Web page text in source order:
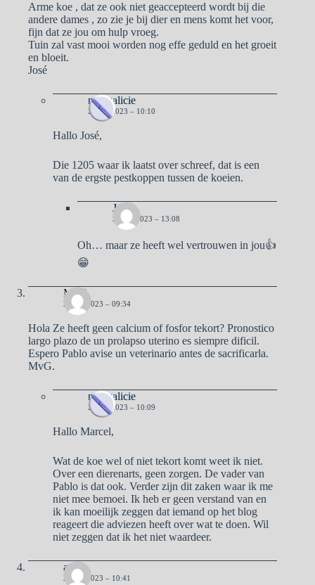
Arme koe , dat ze ook niet geaccepteerd wordt bij die
andere dames , zo zie je bij dier en mens komt het voor,
fijn dat ze jou om hulp vroeg.
Tuin zal vast mooi worden nog effe geduld en het groeit
en bloeit.
José
naargalicie
2 MEI 2023 – 10:10
Hallo José,
Die 1205 waar ik laatst over schreef, dat is een
van de ergste pestkoppen tussen de koeien.
José
2 MEI 2023 – 13:08
Oh… maar ze heeft wel vertrouwen in jou👍
😁
MvK
2 MEI 2023 – 09:34
Hola Ze heeft geen calcium of fosfor tekort? Pronostico
largo plazo de un prolapso uterino es siempre dificil.
Espero Pablo avise un veterinario antes de sacrificarla.
MvG.
naargalicie
2 MEI 2023 – 10:09
Hallo Marcel,
Wat de koe wel of niet tekort komt weet ik niet.
Over een dierenarts, geen zorgen. De vader van
Pablo is dat ook. Verder zijn dit zaken waar ik me
niet mee bemoei. Ik heb er geen verstand van en
ik kan moeilijk zeggen dat iemand op het blog
reageert die adviezen heeft over wat te doen. Wil
niet zeggen dat ik het niet waardeer.
aad
2 MEI 2023 – 10:41